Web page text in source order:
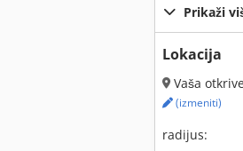
Prikaži
Lokacija
Vaša
(izmeniti)
radijus: